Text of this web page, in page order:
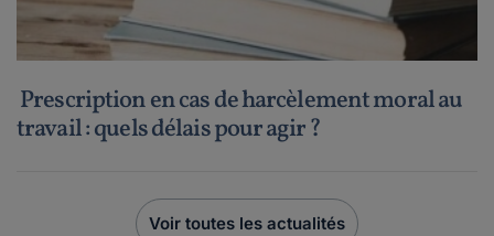
Prescription en cas de harcèlement moral au
travail : quels délais pour agir ?
Voir toutes les actualités